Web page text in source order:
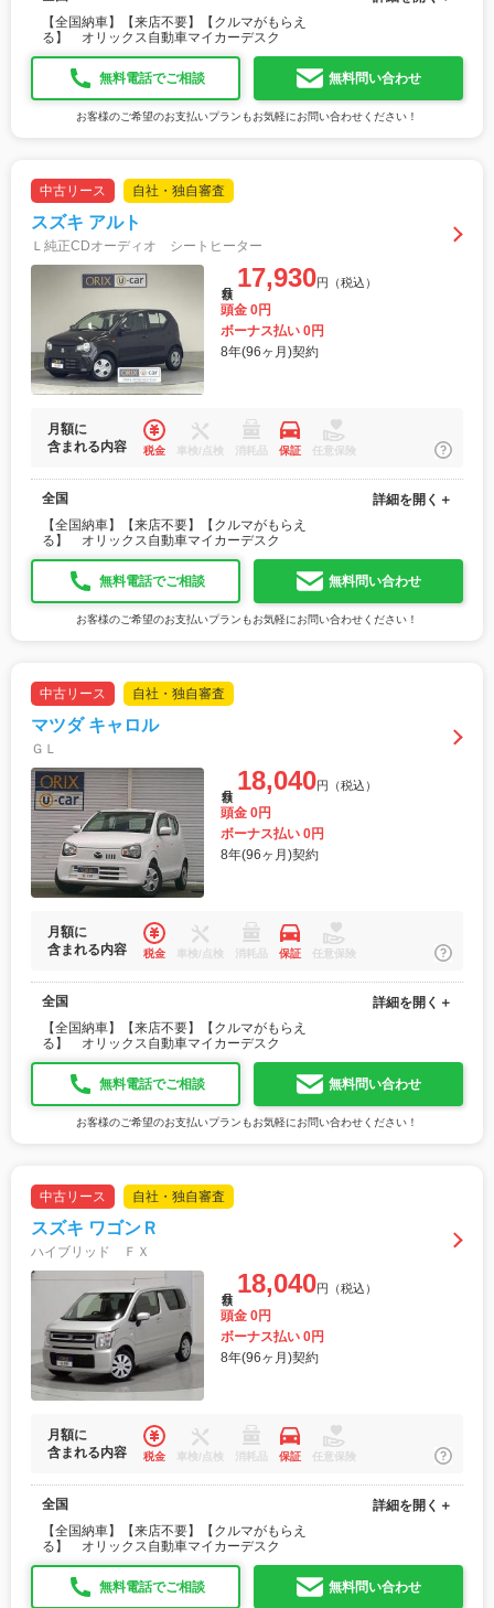
【全国納車】【来店不要】【クルマがもらえ
る】 オリックス自動車マイカーデスク
無料電話でご相談 無料問い合わせ
お客様のご希望のお支払いプランもお気軽にお問い合わせください！
中古リース 自社・独自審査
スズキ アルト
Ｌ純正CDオーディオ シートヒーター
17,930円（税込）
頭金 0円
ボーナス払い 0円
8年(96ヶ月)契約
月額に
含まれる内容
税金 車検/点検 消耗品 保証 任意保険
全国
【全国納車】【来店不要】【クルマがもらえ
る】 オリックス自動車マイカーデスク
詳細を開く＋
無料電話でご相談 無料問い合わせ
お客様のご希望のお支払いプランもお気軽にお問い合わせください！
中古リース 自社・独自審査
マツダ キャロル
ＧＬ
18,040円（税込）
頭金 0円
ボーナス払い 0円
8年(96ヶ月)契約
月額に
含まれる内容
税金 車検/点検 消耗品 保証 任意保険
全国
【全国納車】【来店不要】【クルマがもらえ
る】 オリックス自動車マイカーデスク
詳細を開く＋
無料電話でご相談 無料問い合わせ
お客様のご希望のお支払いプランもお気軽にお問い合わせください！
中古リース 自社・独自審査
スズキ ワゴンＲ
ハイブリッド ＦＸ
18,040円（税込）
頭金 0円
ボーナス払い 0円
8年(96ヶ月)契約
月額に
含まれる内容
税金 車検/点検 消耗品 保証 任意保険
全国
【全国納車】【来店不要】【クルマがもらえ
る】 オリックス自動車マイカーデスク
詳細を開く＋
無料電話でご相談 無料問い合わせ